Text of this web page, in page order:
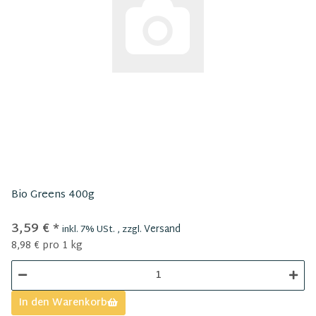
Bio Greens 400g
3,59 €*inkl. 7% USt. , zzgl.Versand
8,98 € pro 1 kg
In den Warenkorb